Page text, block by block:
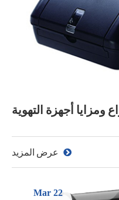
Mar 22